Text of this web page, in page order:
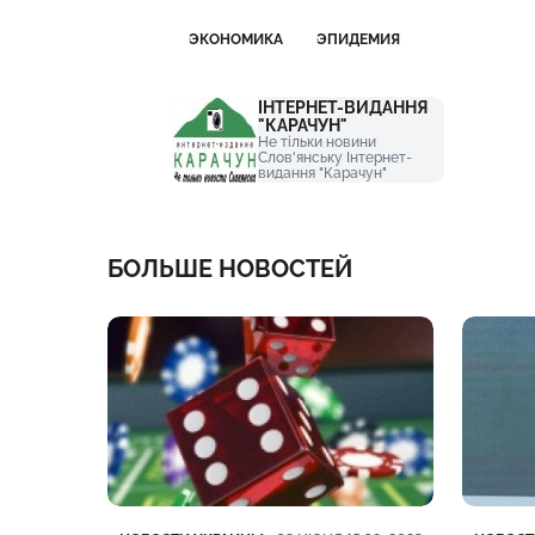
ЭКОНОМИКА ЭПИДЕМИЯ
ІНТЕРНЕТ-ВИДАННЯ
"КАРАЧУН"
Не тільки новини
Слов'янську Інтернет-
видання "Карачун"
БОЛЬШЕ НОВОСТЕЙ